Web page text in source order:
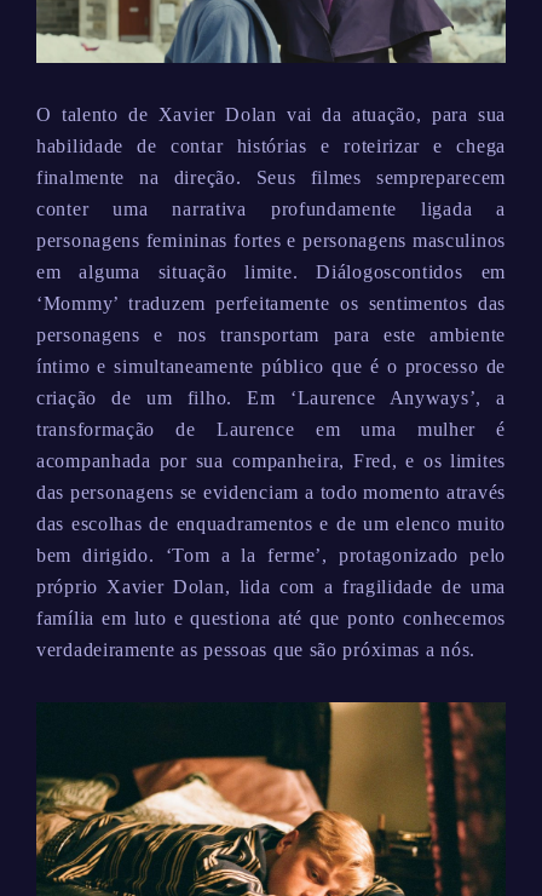
O talento de Xavier Dolan vai da atuação, para sua
habilidade de contar histórias e roteirizar e chega
finalmente na direção. Seus filmes sempreparecem
conter uma narrativa profundamente ligada a
personagens femininas fortes e personagens masculinos
em alguma situação limite. Diálogoscontidos em
‘Mommy’ traduzem perfeitamente os sentimentos das
personagens e nos transportam para este ambiente
íntimo e simultaneamente público que é o processo de
criação de um filho. Em ‘Laurence Anyways’, a
transformação de Laurence em uma mulher é
acompanhada por sua companheira, Fred, e os limites
das personagens se evidenciam a todo momento através
das escolhas de enquadramentos e de um elenco muito
bem dirigido. ‘Tom a la ferme’, protagonizado pelo
próprio Xavier Dolan, lida com a fragilidade de uma
família em luto e questiona até que ponto conhecemos
verdadeiramente as pessoas que são próximas a nós.